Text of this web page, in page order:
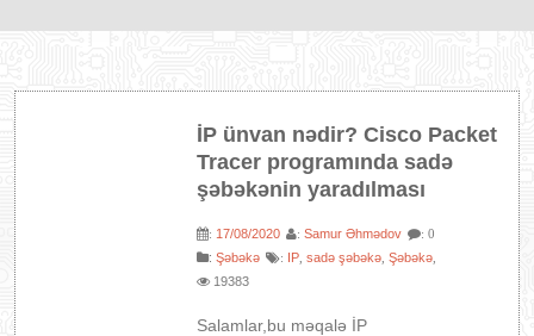
MƏQALƏLƏR
PROQRAMLAR
AVADANLIQLAR
XƏBƏRLƏR
İP ünvan nədir? Cisco Packet
Tracer programında sadə
şəbəkənin yaradılması
: 17/08/2020 :Samur Əhmədov : 0
:Şəbəkə : IP ,sadə şəbəkə ,Şəbəkə
19383
Salamlar,bu məqalə İP